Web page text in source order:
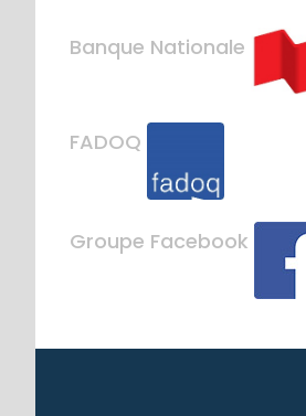
Banque Nationale
FADOQ
Groupe Facebook